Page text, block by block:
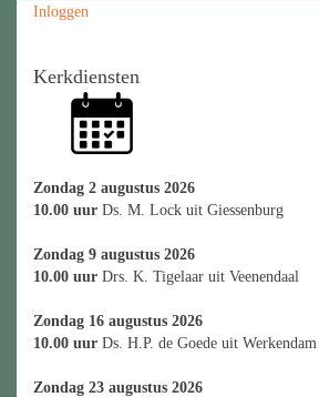
Inloggen
Kerkdiensten
Zondag 2 augustus 2026
10.00 uur Ds. M. Lock uit Giessenburg
Zondag 9 augustus 2026
10.00 uur Drs. K. Tigelaar uit Veenendaal
Zondag 16 augustus 2026
10.00 uur Ds. H.P. de Goede uit Werkendam
Zondag 23 augustus 2026